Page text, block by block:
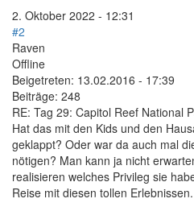
2. Oktober 2022 - 12:31
#2
Raven
Offline
Beigetreten: 13.02.2016 - 17:39
Beiträge: 248
RE: Tag 29: Capitol Reef National
Hat das mit den Kids und den
geklappt? Oder war da auch mal
nötigen? Man kann ja nicht
realisieren welches Privileg sie
Reise mit diesen tollen Erlebnissen.